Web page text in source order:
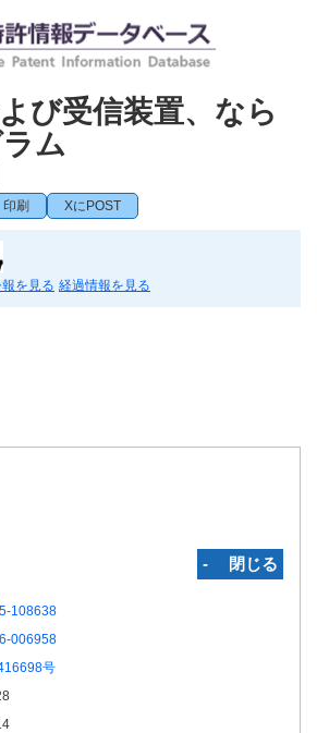
び受信装置、なら
ム
印刷 XにPOST
を見る 経過情報を見る
‐ 閉じる
108638
006958
号